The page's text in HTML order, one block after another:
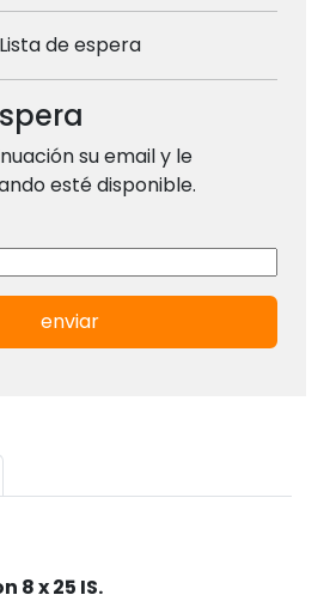
Lista de espera
su email y le
esté disponible.
enviar
8 x 25 IS.